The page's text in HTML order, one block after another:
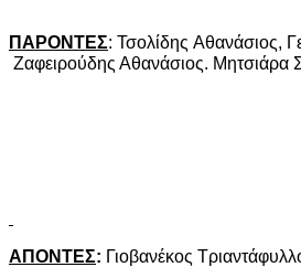
ΠΑΡΟΝΤΕΣ: Τσολίδης Αθανάσιος,
Ζαφειρούδης Αθανάσιος. Μητσιάρα
ΑΠΟΝΤΕΣ: Γιοβανέκος